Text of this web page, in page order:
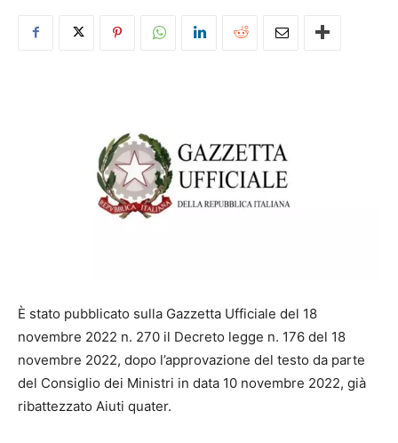
È stato pubblicato sulla Gazzetta Ufficiale del 18
novembre 2022 n. 270 il Decreto legge n. 176 del 18
novembre 2022, dopo l’approvazione del testo da parte
del Consiglio dei Ministri in data 10 novembre 2022, già
ribattezzato Aiuti quater.